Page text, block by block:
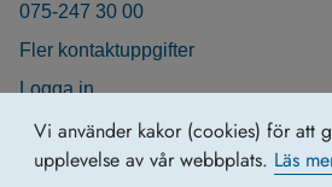
Vi använder kakor (cookies) för att
upplevelse av vår webbplats. Läs
075-247 30 00
Fler kontaktuppgifter
Logga in
Behandling av personuppgifter